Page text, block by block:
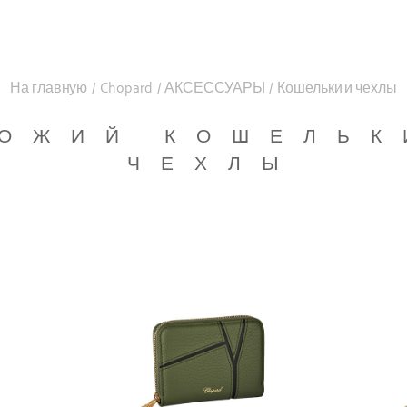
На главную / Chopard / АКСЕССУАРЫ / Кошельки и чехлы
ЧЕХЛЫ